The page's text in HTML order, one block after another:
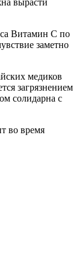
Витамин С по
заметно
медиков
загрязнением
солидарна с
во время